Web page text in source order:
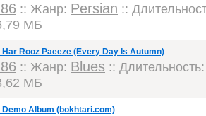
:: Жанр: Persian ::
МБ
Rooz Paeeze (Every Day Is Autumn)
:: Жанр: Blues ::
МБ
Demo Album (bokhtari.com)